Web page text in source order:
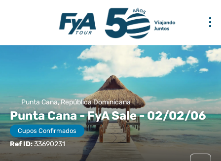
Punta Cana, República Dominicana
Punta Cana - FyA Sale - 02/02/06
Cupos Confirmados
Ref ID:33690231